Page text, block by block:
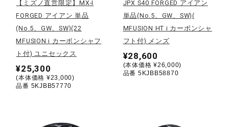
ワーキング
ライフスタイルグッズ
インナー
【ミズノ直営限定】MX-I
FORGED アイアン 単品
(No.5、GW、SW)(22
MFUSION i カーボンシャフ
ト付) ユニセックス
¥25,300
(本体価格 ¥23,000)
品番 5KJBB57770
JPX S40 FORGED アイアン
単品(No.5、GW、SW)(
MFUSION HT i カーボンシャ
フト付) メンズ
¥28,600
(本体価格 ¥26,000)
品番 5KJBB58870